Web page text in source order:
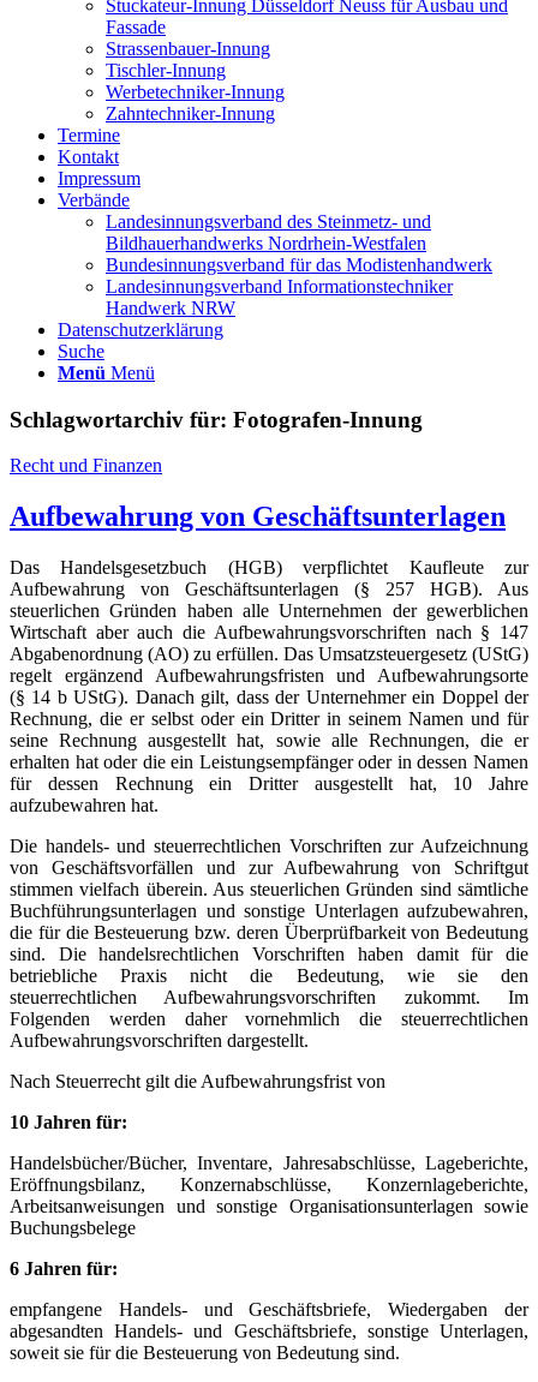
Stuckateur-Innung Düsseldorf Neuss für Ausbau und
Fassade
Strassenbauer-Innung
Tischler-Innung
Werbetechniker-Innung
Zahntechniker-Innung
Termine
Kontakt
Impressum
Verbände
Landesinnungsverband des Steinmetz- und
Bildhauerhandwerks Nordrhein-Westfalen
Bundesinnungsverband für das Modistenhandwerk
Landesinnungsverband Informationstechniker
Handwerk NRW
Datenschutzerklärung
Suche
Menü Menü
Schlagwortarchiv für: Fotografen-Innung
Recht und Finanzen
Aufbewahrung von Geschäftsunterlagen
Das Handelsgesetzbuch (HGB) verpflichtet Kaufleute zur
Aufbewahrung von Geschäftsunterlagen (§ 257 HGB). Aus
steuerlichen Gründen haben alle Unternehmen der gewerblichen
Wirtschaft aber auch die Aufbewahrungsvorschriften nach § 147
Abgabenordnung (AO) zu erfüllen. Das Umsatzsteuergesetz (UStG)
regelt ergänzend Aufbewahrungsfristen und Aufbewahrungsorte
(§ 14 b UStG). Danach gilt, dass der Unternehmer ein Doppel der
Rechnung, die er selbst oder ein Dritter in seinem Namen und für
seine Rechnung ausgestellt hat, sowie alle Rechnungen, die er
erhalten hat oder die ein Leistungsempfänger oder in dessen Namen
für dessen Rechnung ein Dritter ausgestellt hat, 10 Jahre
aufzubewahren hat.
Die handels- und steuerrechtlichen Vorschriften zur Aufzeichnung
von Geschäftsvorfällen und zur Aufbewahrung von Schriftgut
stimmen vielfach überein. Aus steuerlichen Gründen sind sämtliche
Buchführungsunterlagen und sonstige Unterlagen aufzubewahren,
die für die Besteuerung bzw. deren Überprüfbarkeit von Bedeutung
sind. Die handelsrechtlichen Vorschriften haben damit für die
betriebliche Praxis nicht die Bedeutung, wie sie den
steuerrechtlichen Aufbewahrungsvorschriften zukommt. Im
Folgenden werden daher vornehmlich die steuerrechtlichen
Aufbewahrungsvorschriften dargestellt.
Nach Steuerrecht gilt die Aufbewahrungsfrist von
10 Jahren für:
Handelsbücher/Bücher, Inventare, Jahresabschlüsse, Lageberichte,
Eröffnungsbilanz, Konzernabschlüsse, Konzernlageberichte,
Arbeitsanweisungen und sonstige Organisationsunterlagen sowie
Buchungsbelege
6 Jahren für:
empfangene Handels- und Geschäftsbriefe, Wiedergaben der
abgesandten Handels- und Geschäftsbriefe, sonstige Unterlagen,
soweit sie für die Besteuerung von Bedeutung sind.